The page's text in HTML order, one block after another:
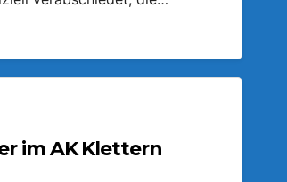
im AK Klettern